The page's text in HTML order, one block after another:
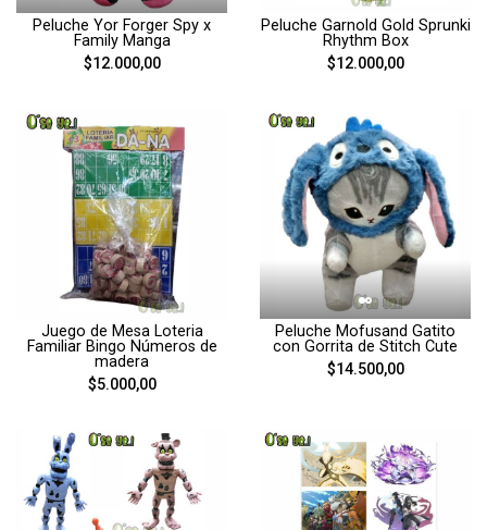
Peluche Yor Forger Spy x
Family Manga
$12.000,00
Peluche Garnold Gold Sprunki
Rhythm Box
$12.000,00
Juego de Mesa Loteria
Familiar Bingo Números de
madera
$5.000,00
Peluche Mofusand Gatito
con Gorrita de Stitch Cute
$14.500,00